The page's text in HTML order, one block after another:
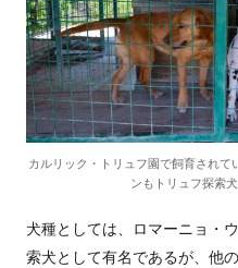
カルリック・トリュフ園で飼育され
ンもトリュフ探索
犬種としては、ロマーニョ・
索犬として有名であるが、他